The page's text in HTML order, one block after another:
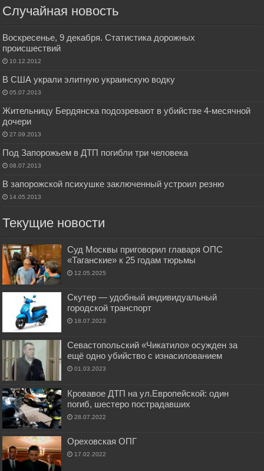
Случайная новость
Воскресенье, 9 декабря. Статистика дорожных
происшествий
10.12.2012
В США украли элитную украинскую водку
05.07.2013
Жительницу Бердянска подозревают в убийстве 4-месячной
дочери
27.09.2013
Под Запорожьем в ДТП погибли три человека
08.07.2013
В запорожской психушке заключенный устроил резню
14.05.2013
Текущие новости
Суд Москвы приговорил главаря ОПС
«Таганские» к 25 годам тюрьмы
12.05.2025
Скутер — удобный индивидуальный
городской транспорт
18.07.2023
Севастопольский «Чикатило» осужден за
ещё одно убийство с изнасилованием
01.03.2023
Кровавое ДТП на ул.Европейской: один
погиб, шестеро пострадавших
28.07.2022
Ореховская ОПГ
17.02.2022